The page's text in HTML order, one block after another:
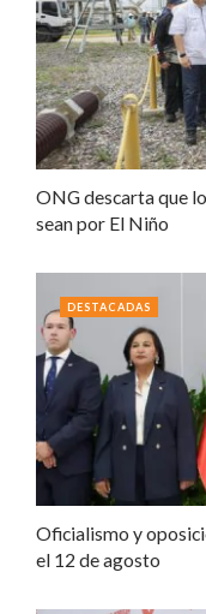
ONG descarta que
sean por El Niño
Oficialismo y
el 12 de agosto
DESTACADAS